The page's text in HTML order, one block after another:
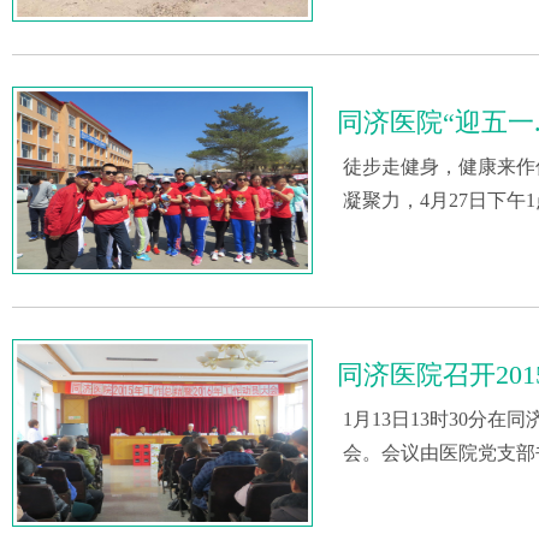
同济医院“迎五
徒步走健身，健康来
凝聚力，4月27日下午
同济医院召开
1月13日13时30分在同
会。会议由医院党支